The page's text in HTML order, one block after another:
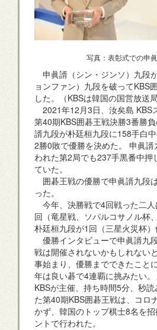
写真：表彰式での申
申眞諝（シン・ジンソ）九段
ョンファン）九段を破ってKBS
した。（KBSは韓国の国営放送局
2021年12月3日、汝矣島 KBS
第40期KBS囲碁王戦決勝3番勝
諝九段が朴廷桓九段に158手白
2勝0敗で優勝を決めた。 申眞
われた第2局でも237手黒番中押
ていた。
囲碁王戦の優勝で申眞諝九段
った。
今年、決勝戦で4回戦った二
回（竜星戦、ソパルコサノル杯
朴廷桓九段が1回（三星火災杯）
優勝インタビューで申眞諝九
戦は開催されないかもしれない
事始まり、優勝までできたこと
年は良い碁で4連覇に挑みたい。
KBSが主催、持ち時間5分、秒
た第40期KBS囲碁王戦は、コロ
かず、韓国のトップ棋士8名を
ントで行われた。